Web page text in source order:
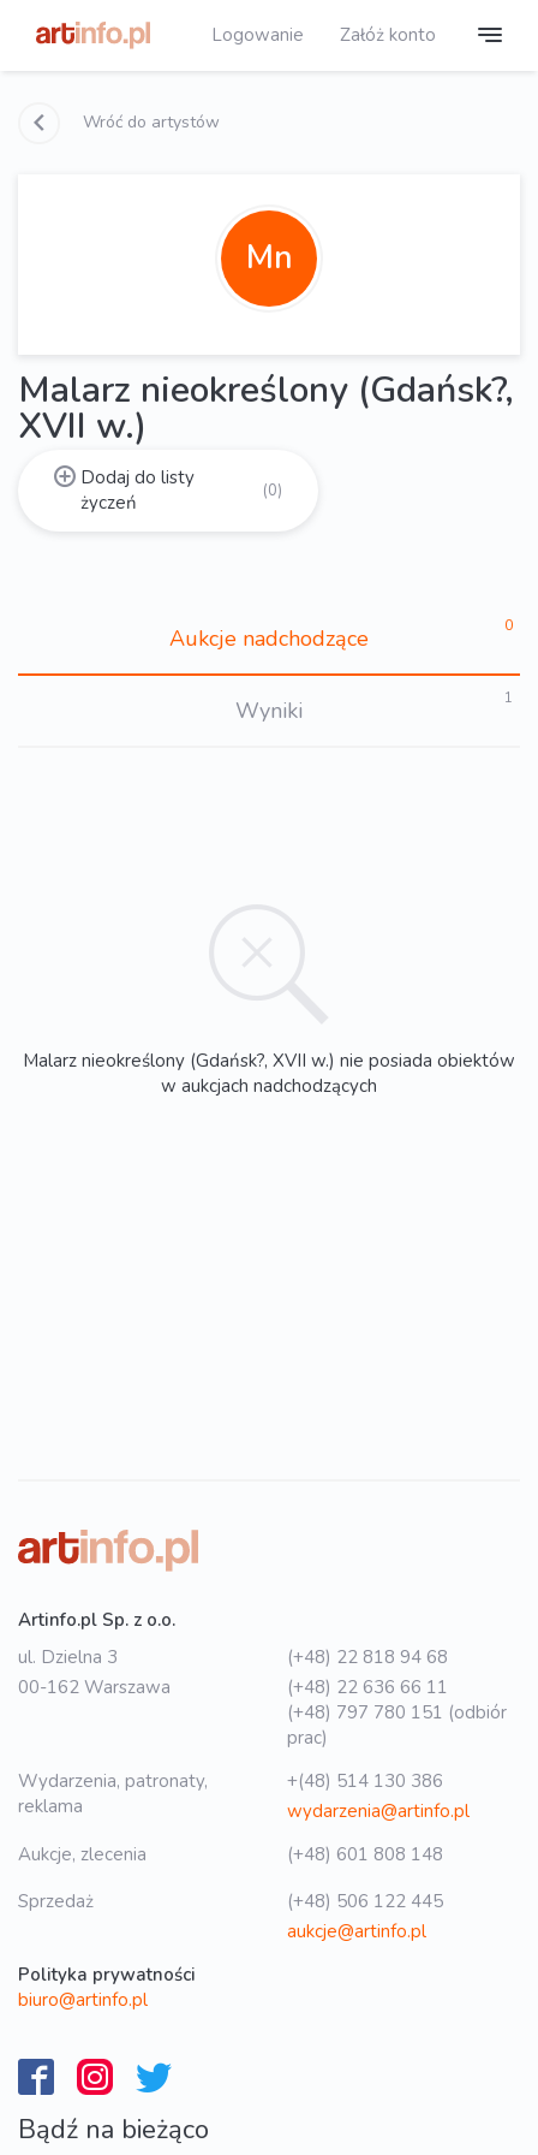
Logowanie Załóż konto
Wróć do artystów
Mn
Malarz nieokreślony (Gdańsk?,
XVII w.)
Dodaj do listy
życzeń
(0)
Aukcje nadchodzące 0
Wyniki 1
Malarz nieokreślony (Gdańsk?, XVII w.) nie posiada obiektów
w aukcjach nadchodzących
Artinfo.pl Sp. z o.o.
ul. Dzielna 3
00-162 Warszawa
(+48) 22 818 94 68
(+48) 22 636 66 11
(+48) 797 780 151 (odbiór
prac)
Wydarzenia, patronaty,
reklama
+(48) 514 130 386
wydarzenia@artinfo.pl
Aukcje, zlecenia
(+48) 601 808 148
Sprzedaż
(+48) 506 122 445
aukcje@artinfo.pl
Polityka prywatności
biuro@artinfo.pl
Bądź na bieżąco